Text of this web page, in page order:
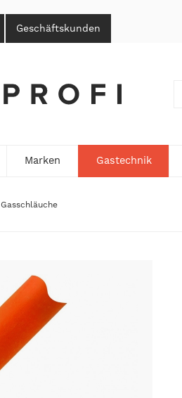
Geschäftskunden
Marken Gastechnik
Gasschläuche